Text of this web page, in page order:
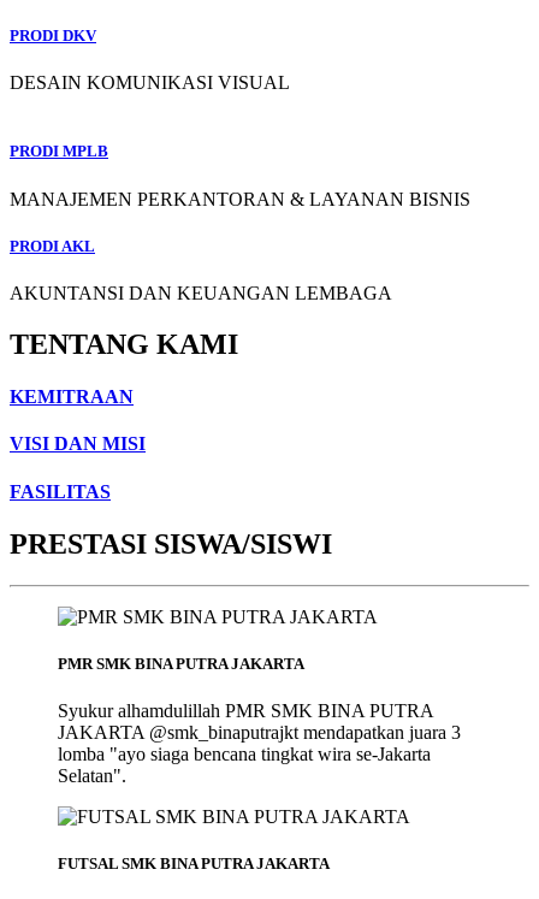
PRODI DKV
DESAIN KOMUNIKASI VISUAL
PRODI MPLB
MANAJEMEN PERKANTORAN & LAYANAN BISNIS
PRODI AKL
AKUNTANSI DAN KEUANGAN LEMBAGA
TENTANG KAMI
KEMITRAAN
VISI DAN MISI
FASILITAS
PRESTASI SISWA/SISWI
PMR SMK BINA PUTRA JAKARTA
Syukur alhamdulillah PMR SMK BINA PUTRA
JAKARTA @smk_binaputrajkt mendapatkan juara 3
lomba "ayo siaga bencana tingkat wira se-Jakarta
Selatan".
FUTSAL SMK BINA PUTRA JAKARTA